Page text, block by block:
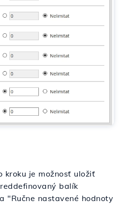
kroku je možnosť uložiť
balík
"Ručne nastavené hodnoty